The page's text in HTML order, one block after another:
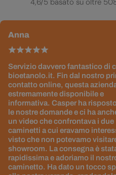
Anna
Servizio davvero fantastico di
bioetanolo.it. Fin dal nostro
contatto online, questa
estremamente disponibile e
informativa. Casper ha
le nostre domande e ci ha
un video che confrontava i due
caminetti a cui eravamo
visto che non potevamo
showroom. La consegna è
rapidissima e adoriamo il
caminetto. Ha dato un tocco